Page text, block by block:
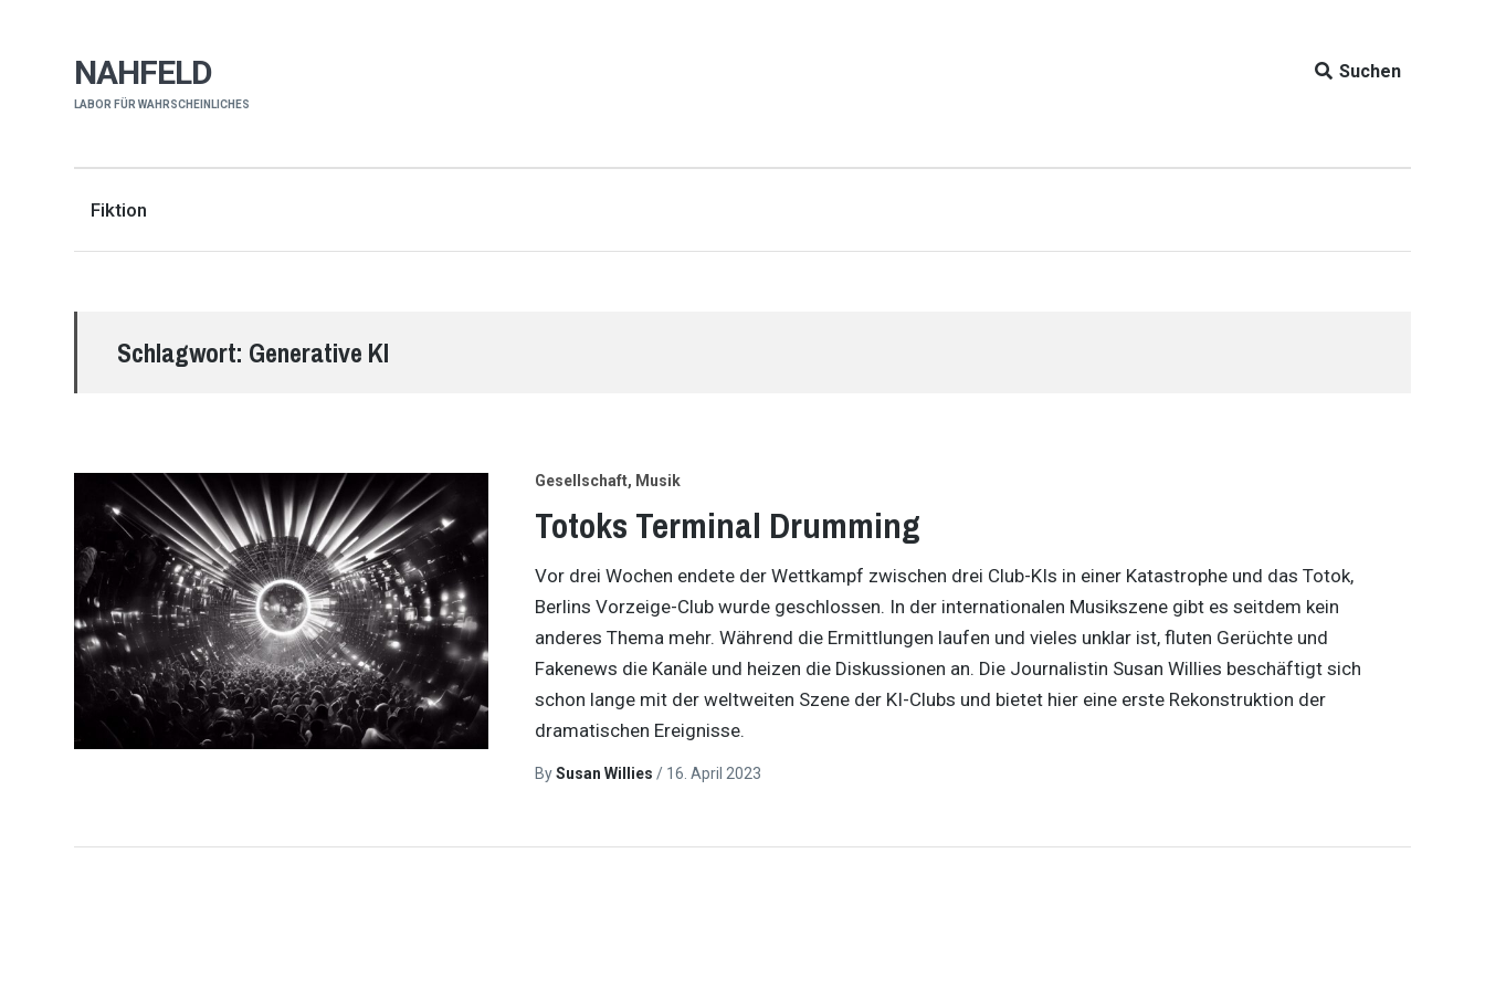
NAHFELD
LABOR FÜR WAHRSCHEINLICHES
Suchen
Fiktion
Schlagwort: Generative KI
Gesellschaft Musik
Totoks Terminal Drumming
Vor drei Wochen endete der Wettkampf zwischen drei Club-KIs in einer Katastrophe und das Totok,
Berlins Vorzeige-Club wurde geschlossen. In der internationalen Musikszene gibt es seitdem kein
anderes Thema mehr. Während die Ermittlungen laufen und vieles unklar ist, fluten Gerüchte und
Fakenews die Kanäle und heizen die Diskussionen an. Die Journalistin Susan Willies beschäftigt sich
schon lange mit der weltweiten Szene der KI-Clubs und bietet hier eine erste Rekonstruktion der
dramatischen Ereignisse.
By Susan Willies/ 16. April 2023